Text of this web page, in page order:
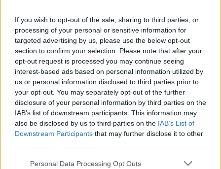
If you wish to opt-out of the sale, sharing to third parties, or
processing of your personal or sensitive information for
targeted advertising by us, please use the below opt-out
section to confirm your selection. Please note that after your
opt-out request is processed you may continue seeing
interest-based ads based on personal information utilized by
us or personal information disclosed to third parties prior to
your opt-out. You may separately opt-out of the further
disclosure of your personal information by third parties on the
IAB’s list of downstream participants. This information may
also be disclosed by us to third parties on the IAB’s List of
Downstream Participants that may further disclose it to other
Please note that this website/app uses one or more Google
Personal Data Processing Opt Outs
miatt, de az alapvető dolgokat fair módon
rendeztük a játékosok felé, nagyon sokat javítottunk
már a körülményeken.
Mi a részünket teljesítjük, ideje, hogy a másik
oldal is így tegyen. Nem mindenki alkalmas
arra, hogy egy Újpest szintű klub játékosa
legyen, ezekről is döntést hoz a következő
időszak, és mi is.
Kedden a csapat mellett a szurkolói csoportokkal
is volt egy beszélgetése, és velük is ismertette a